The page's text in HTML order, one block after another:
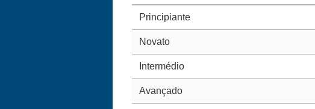
Principiante
Novato
Intermédio
Avançado